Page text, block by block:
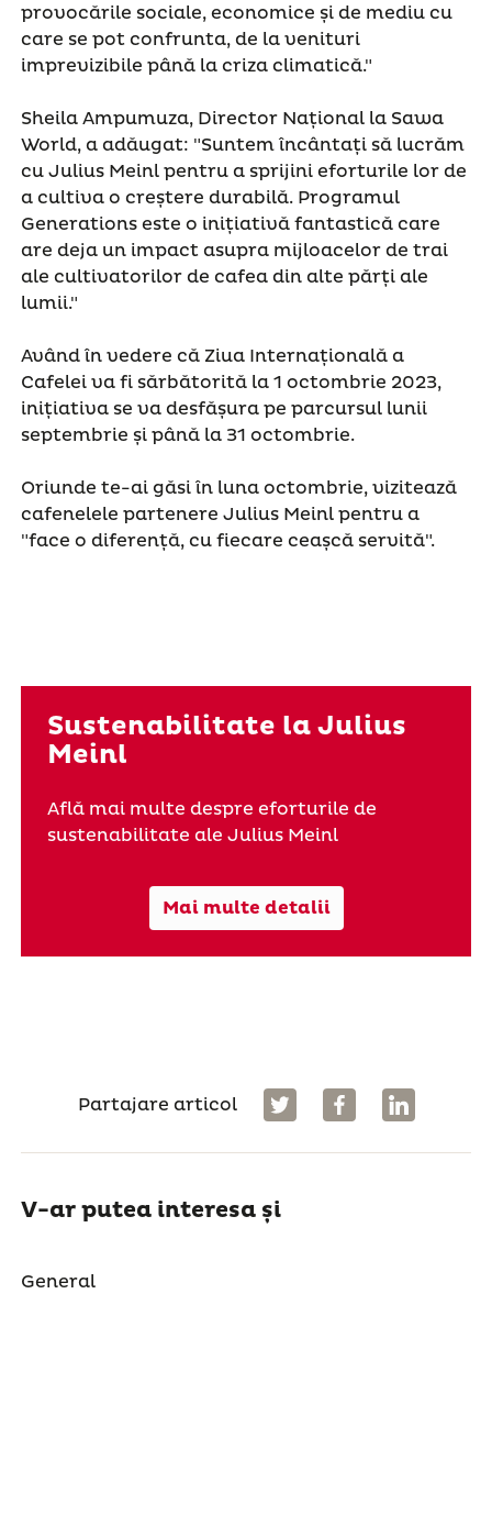
provocările sociale, economice și de mediu cu
care se pot confrunta, de la venituri
imprevizibile până la criza climatică."
Sheila Ampumuza, Director Național la Sawa
World, a adăugat: "Suntem încântați să lucrăm
cu Julius Meinl pentru a sprijini eforturile lor de
a cultiva o creștere durabilă. Programul
Generations este o inițiativă fantastică care
are deja un impact asupra mijloacelor de trai
ale cultivatorilor de cafea din alte părți ale
lumii."
Având în vedere că Ziua Internațională a
Cafelei va fi sărbătorită la 1 octombrie 2023,
inițiativa se va desfășura pe parcursul lunii
septembrie și până la 31 octombrie.
Oriunde te-ai găsi în luna octombrie, vizitează
cafenelele partenere Julius Meinl pentru a
"face o diferență, cu fiecare ceașcă servită".
Sustenabilitate la Julius
Meinl
Află mai multe despre eforturile de
sustenabilitate ale Julius Meinl
Mai multe detalii
Partajare articol
V-ar putea interesa și
General